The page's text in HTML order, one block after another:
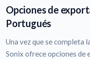
Opciones de
Portugués
Una vez que se completa
Sonix ofrece opciones de